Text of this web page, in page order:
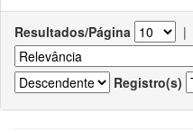
Resultados/Página |
Registro(s)